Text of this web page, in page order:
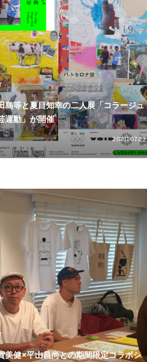
島等と夏目知幸の二人展「コラージュ
運動」が開催
2020.07.23
美健×平山昌尚との期間限定コラボシ